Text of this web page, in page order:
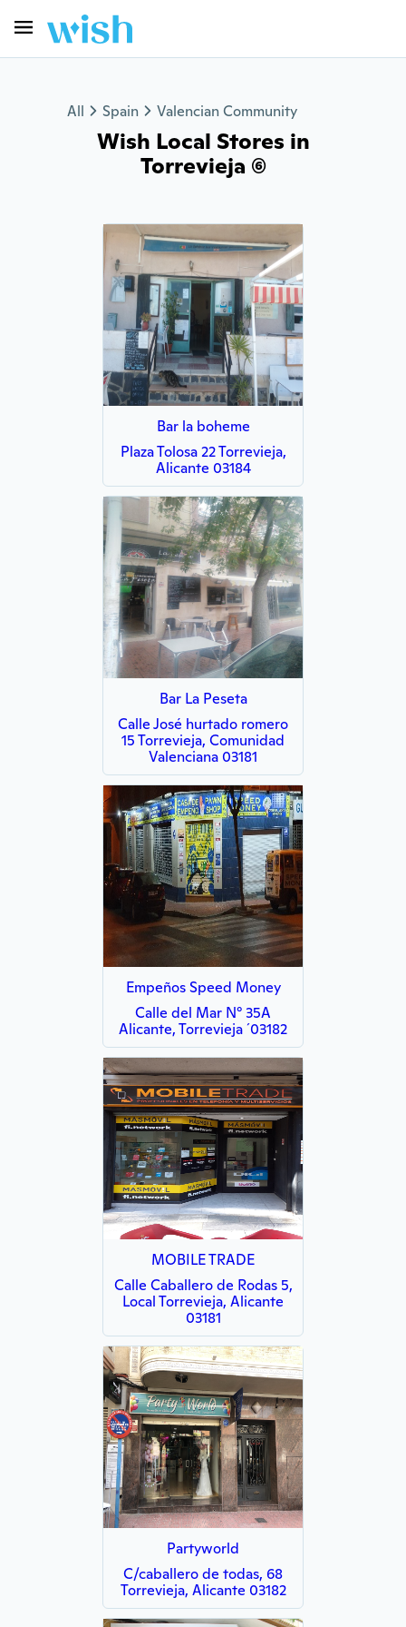
All Spain Valencian Community
Wish Local Stores in
Torrevieja (6)
Bar la boheme
Plaza Tolosa 22 Torrevieja,
Alicante 03184
Bar La Peseta
Calle José hurtado romero
15 Torrevieja, Comunidad
Valenciana 03181
Empeños Speed Money
Calle del Mar N° 35A
Alicante, Torrevieja ´03182
MOBILE TRADE
Calle Caballero de Rodas 5,
Local Torrevieja, Alicante
03181
Partyworld
C/caballero de todas, 68
Torrevieja, Alicante 03182